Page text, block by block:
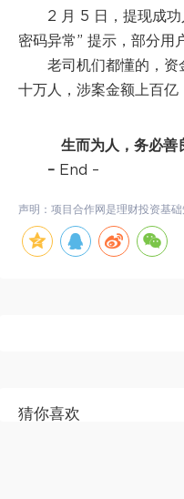
2 月 5 日，提现成功
密码异常” 提示，部分用
老司机们都懂的，资
十万人，涉案金额上百亿
生而为人，务必善
– End –
声明：项目合作网是理财投资基
猜你喜欢